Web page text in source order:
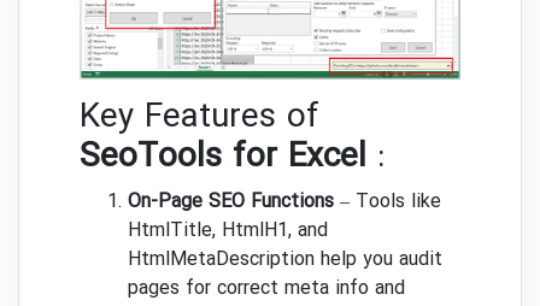
Key Features of
SeoTools for Excel :
On-Page SEO Functions
HtmlTitle, HtmlH1, and
HtmlMetaDescription help you audit